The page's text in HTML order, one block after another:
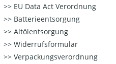
EU Data Act Verordnung
Batterieentsorgung
Altölentsorgung
Widerrufsformular
Verpackungsverordnung